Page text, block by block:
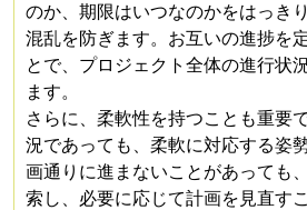
のか、期限はいつなのかをはっき
混乱を防ぎます。お互いの進捗を
とで、プロジェクト全体の進行状
ます。
さらに、柔軟性を持つことも重要
況であっても、柔軟に対応する姿
画通りに進まないことがあっても
索し、必要に応じて計画を見直す